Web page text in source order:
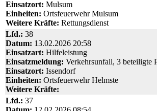
Einsatzort: Mulsum
Einheiten: Ortsfeuerwehr Mulsum
Weitere Kräfte: Rettungsdienst
Lfd.: 38
Datum: 13.02.2026 20:58
Einsatzart: Hilfeleistung
Einsatzmeldung: Verkehrsunfall, 3 beteiligte
Einsatzort: Issendorf
Einheiten: Ortsfeuerwehr Helmste
Weitere Kräfte:
Lfd.: 37